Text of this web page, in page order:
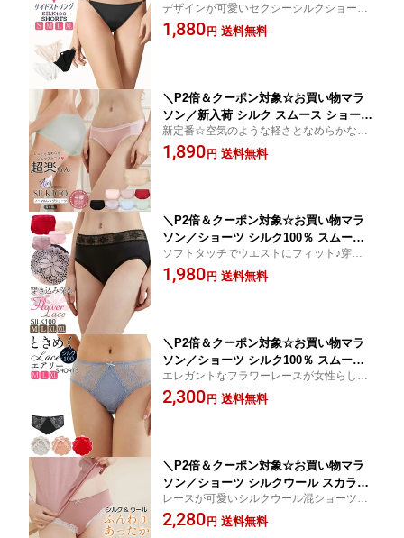
ディース ローライズ サイドストリング
美尻 SEXY 冷え取り シルクショーツ パ
デザインが可愛いセクシーシルクショーツ
☆サイドストリングがおしゃれ吸湿速乾 快
適 高い通気性 ムレない 敏感肌 低刺激
1,880円 送料無料
＼P2倍＆クーポン対象☆お買い物マラ
ソン／新入荷 シルク スムース ショーツ
シルク100% 超軽量 エアリー シンプル
レディース ノーマルレッグ 中腰 スタン
新定番☆空気のような軽さとなめらかな
艶、自然体のまま上質に。シルク100エア
リースムースショーツ☆汗取り 下着 敏感肌
1,890円 送料無料
＼P2倍＆クーポン対象☆お買い物マラ
ソン／ショーツ シルク100％ スムース
ウエストフラワーレース 花柄 ウエスト
高め ノーマルレッグ 絹 超軽量 エアリ
ソフトタッチでウエストにフィット♪穿き込
み深めであんしん設計の身体にやさしい華
やか上品ショーツ☆ムレない 高い通気性 冷
1,980円 送料無料
＼P2倍＆クーポン対象☆お買い物マラ
ソン／ショーツ シルク100％ スムース
フラワーレース 透け感 スタンダード ノ
ーマルレッグ 絹 下着 超軽量 エアリー
エレガントなフラワーレースが女性らしい
☆ゴージャスレース☆別売りお揃いブラあ
り☆ムレない 高い通気性 冷えとり 吸湿速
2,300円 送料無料
＼P2倍＆クーポン対象☆お買い物マラ
ソン／ショーツ シルクウール スカラッ
プレース スタンダード ノーマルレッグ
絹 下着 超軽量 超快適 冷えとり 防寒 保
レースが可愛いシルクウール混ショーツ☆
別売りセットルームウェアあり☆ムレない
高い通気性 冷え対策 吸湿速乾 快適 低刺激
2,280円 送料無料